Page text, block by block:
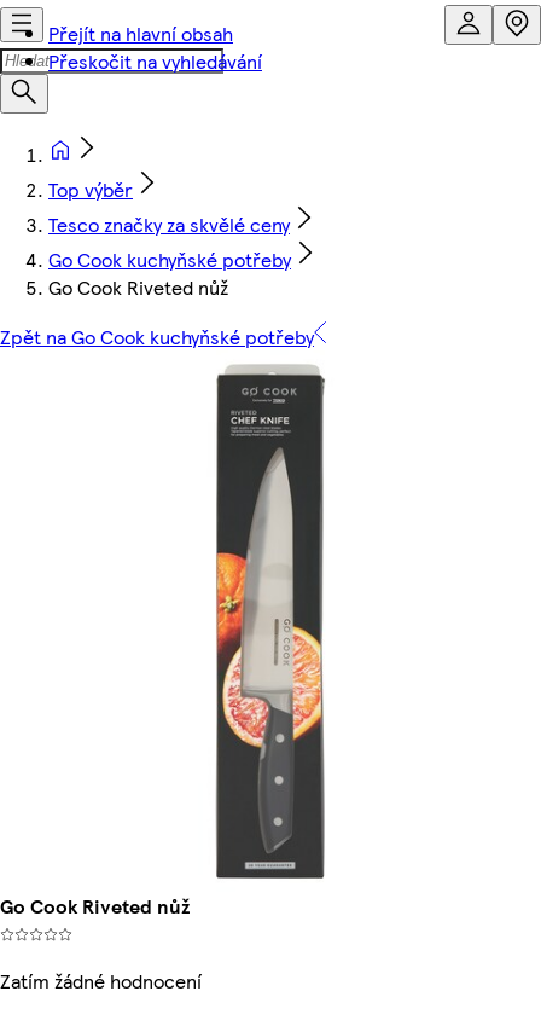
Přejít na hlavní obsah
Přeskočit na vyhledávání
Top výběr
Tesco značky za skvělé ceny
Go Cook kuchyňské potřeby
Go Cook Riveted nůž
Zpět na Go Cook kuchyňské potřeby
Go Cook Riveted nůž
Zatím žádné hodnocení